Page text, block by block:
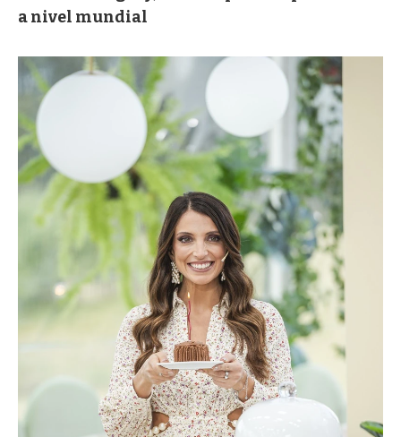
a nivel mundial